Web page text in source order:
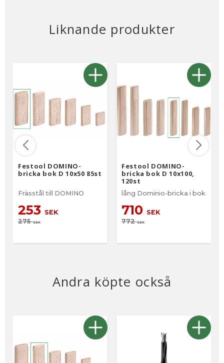
Liknande produkter
Festool DOMINO-
bricka bok D 10x50 85st
Frässtål till DOMINO
253 SEK
275SEK
Festool DOMINO-
bricka bok D 10x100,
120st
lång Dominio-bricka i bok
710 SEK
772SEK
Andra köpte också